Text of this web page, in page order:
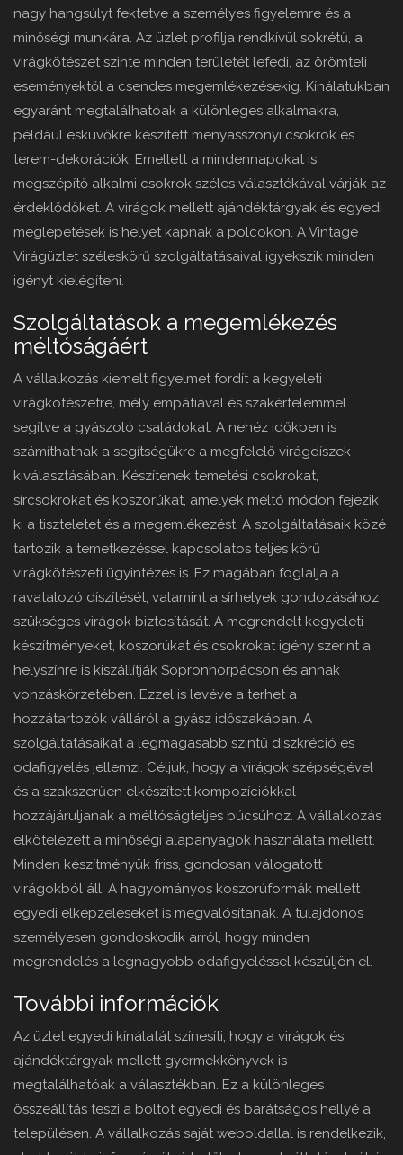
nagy hangsúlyt fektetve a személyes figyelemre és a
minőségi munkára. Az üzlet profilja rendkívül sokrétű, a
virágkötészet szinte minden területét lefedi, az örömteli
eseményektől a csendes megemlékezésekig. Kínálatukban
egyaránt megtalálhatóak a különleges alkalmakra,
például esküvőkre készített menyasszonyi csokrok és
terem-dekorációk. Emellett a mindennapokat is
megszépítő alkalmi csokrok széles választékával várják az
érdeklődőket. A virágok mellett ajándéktárgyak és egyedi
meglepetések is helyet kapnak a polcokon. A Vintage
Virágüzlet széleskörű szolgáltatásaival igyekszik minden
igényt kielégíteni.
Szolgáltatások a megemlékezés
méltóságáért
A vállalkozás kiemelt figyelmet fordít a kegyeleti
virágkötészetre, mély empátiával és szakértelemmel
segítve a gyászoló családokat. A nehéz időkben is
számíthatnak a segítségükre a megfelelő virágdíszek
kiválasztásában. Készítenek temetési csokrokat,
sírcsokrokat és koszorúkat, amelyek méltó módon fejezik
ki a tiszteletet és a megemlékezést. A szolgáltatásaik közé
tartozik a temetkezéssel kapcsolatos teljes körű
virágkötészeti ügyintézés is. Ez magában foglalja a
ravatalozó díszítését, valamint a sírhelyek gondozásához
szükséges virágok biztosítását. A megrendelt kegyeleti
készítményeket, koszorúkat és csokrokat igény szerint a
helyszínre is kiszállítják Sopronhorpácson és annak
vonzáskörzetében. Ezzel is levéve a terhet a
hozzátartozók válláról a gyász időszakában. A
szolgáltatásaikat a legmagasabb szintű diszkréció és
odafigyelés jellemzi. Céljuk, hogy a virágok szépségével
és a szakszerűen elkészített kompozíciókkal
hozzájáruljanak a méltóságteljes búcsúhoz. A vállalkozás
elkötelezett a minőségi alapanyagok használata mellett.
Minden készítményük friss, gondosan válogatott
virágokból áll. A hagyományos koszorúformák mellett
egyedi elképzeléseket is megvalósítanak. A tulajdonos
személyesen gondoskodik arról, hogy minden
megrendelés a legnagyobb odafigyeléssel készüljön el.
További információk
Az üzlet egyedi kínálatát színesíti, hogy a virágok és
ajándéktárgyak mellett gyermekkönyvek is
megtalálhatóak a választékban. Ez a különleges
összeállítás teszi a boltot egyedi és barátságos hellyé a
településen. A vállalkozás saját weboldallal is rendelkezik,